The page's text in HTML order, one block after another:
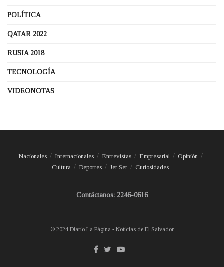
POLÍTICA
QATAR 2022
RUSIA 2018
TECNOLOGÍA
VIDEONOTAS
Nacionales Internacionales Entrevistas Empresarial
Opinión
Cultura
Deportes Jet Set Curiosidades
Contáctanos: 2246-0616
© 2024 Diario La Página - Noticias de El Salvador